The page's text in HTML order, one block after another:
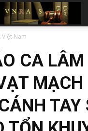
Việt Nam
CA LÂM
MẠCH
TAY